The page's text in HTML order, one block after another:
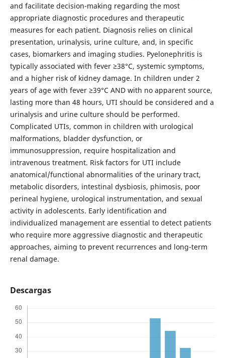
and facilitate decision-making regarding the most
appropriate diagnostic procedures and therapeutic
measures for each patient. Diagnosis relies on clinical
presentation, urinalysis, urine culture, and, in specific
cases, biomarkers and imaging studies. Pyelonephritis is
typically associated with fever ≥38°C, systemic symptoms,
and a higher risk of kidney damage. In children under 2
years of age with fever ≥39°C AND with no apparent source,
lasting more than 48 hours, UTI should be considered and a
urinalysis and urine culture should be performed.
Complicated UTIs, common in children with urological
malformations, bladder dysfunction, or
immunosuppression, require hospitalization and
intravenous treatment. Risk factors for UTI include
anatomical/functional abnormalities of the urinary tract,
metabolic disorders, intestinal dysbiosis, phimosis, poor
perineal hygiene, urological instrumentation, and sexual
activity in adolescents. Early identification and
individualized management are essential to detect patients
who require more aggressive diagnostic and therapeutic
approaches, aiming to prevent recurrences and long-term
renal damage.
Descargas